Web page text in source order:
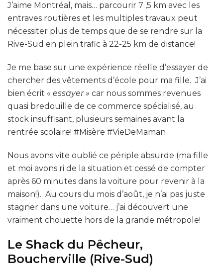
J’aime Montréal, mais… parcourir 7 ,5 km avec les
entraves routières et les multiples travaux peut
nécessiter plus de temps que de se rendre sur la
Rive-Sud en plein trafic à 22-25 km de distance!
Je me base sur une expérience réelle d’essayer de
chercher des vêtements d’école pour ma fille. J’ai
bien écrit « essayer » car nous sommes revenues
quasi bredouille de ce commerce spécialisé, au
stock insuffisant, plusieurs semaines avant la
rentrée scolaire! #Misère #VieDeMaman
Nous avons vite oublié ce périple absurde (ma fille
et moi avons ri de la situation et cessé de compter
après 60 minutes dans la voiture pour revenir à la
maison!). Au cours du mois d’août, je n’ai pas juste
stagner dans une voiture… j’ai découvert une
vraiment chouette hors de la grande métropole!
Le Shack du Pêcheur,
Boucherville (Rive-Sud)